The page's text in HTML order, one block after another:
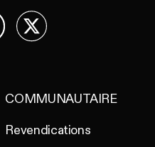
X
COMMUNAUTAIRE
Revendications